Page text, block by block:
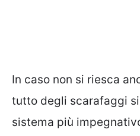
In caso non si riesca
tutto degli scarafaggi
sistema più